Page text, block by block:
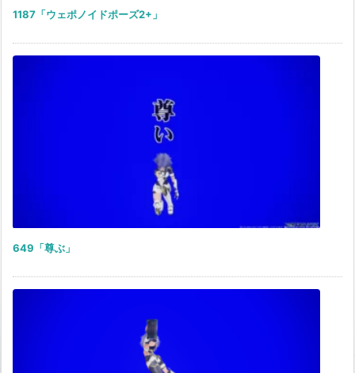
1187「ウェポノイドポーズ2+」
649「尊ぶ」